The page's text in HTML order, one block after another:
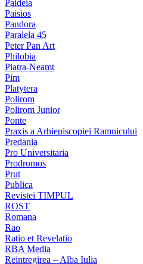
Paideia
Paisios
Pandora
Paralela 45
Peter Pan Art
Philobia
Piatra-Neamt
Pim
Platytera
Polirom
Polirom Junior
Ponte
Praxis a Arhiepiscopiei Ramnicului
Predania
Pro Universitaria
Prodromos
Prut
Publica
Revistei TIMPUL
ROST
Romana
Rao
Ratio et Revelatio
RBA Media
Reintregirea – Alba Iulia